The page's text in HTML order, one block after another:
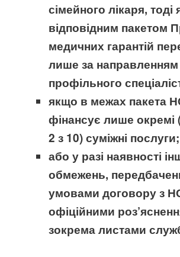
сімейного лікаря, тоді
відповідним пакетом
медичних гарантій
лише за направленням
профільного
якщо в межах пакета
фінансує лише окремі
2 з 10) суміжні послуги;
або у разі наявності
обмежень,
умовами договору з
офіційними
зокрема листами